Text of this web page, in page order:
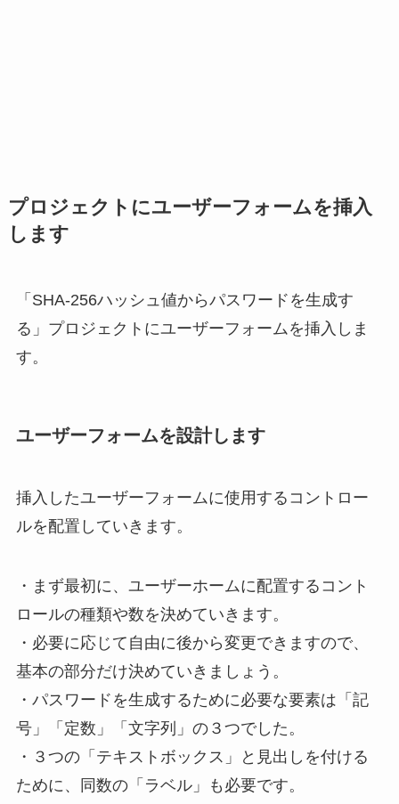
プロジェクトにユーザーフォームを挿入
します
「SHA-256ハッシュ値からパスワードを生成す
る」プロジェクトにユーザーフォームを挿入しま
す。
ユーザーフォームを設計します
挿入したユーザーフォームに使用するコントロー
ルを配置していきます。
・まず最初に、ユーザーホームに配置するコント
ロールの種類や数を決めていきます。
・必要に応じて自由に後から変更できますので、
基本の部分だけ決めていきましょう。
・パスワードを生成するために必要な要素は「記
号」「定数」「文字列」の３つでした。
・３つの「テキストボックス」と見出しを付ける
ために、同数の「ラベル」も必要です。